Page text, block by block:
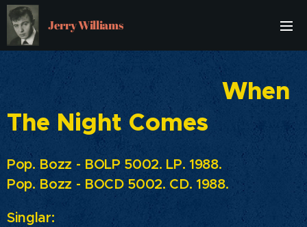
Jerry Williams
When
The Night Comes
Pop. Bozz - BOLP 5002. LP. 1988.
Pop. Bozz - BOCD 5002. CD. 1988.
Singlar: